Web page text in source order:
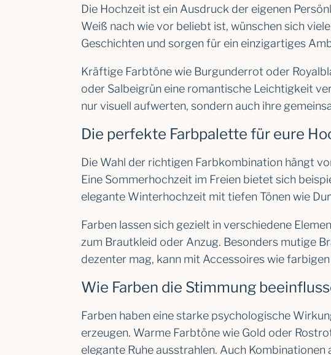
Die Hochzeit ist ein Ausdruck der eigenen
Weiß nach wie vor beliebt ist, wünschen sich
Geschichten und sorgen für ein einzigartiges
Kräftige Farbtöne wie Burgunderrot oder
oder Salbeigrün eine romantische Leichtigkeit
nur visuell aufwerten, sondern auch ihre
Die perfekte Farbpalette für eure
Die Wahl der richtigen Farbkombination hängt
Eine Sommerhochzeit im Freien bietet sich
elegante Winterhochzeit mit tiefen Tönen wie
Farben lassen sich gezielt in verschiedene
zum Brautkleid oder Anzug. Besonders mutige
dezenter mag, kann mit Accessoires wie
Wie Farben die Stimmung
Farben haben eine starke psychologische
erzeugen. Warme Farbtöne wie Gold oder
elegante Ruhe ausstrahlen. Auch